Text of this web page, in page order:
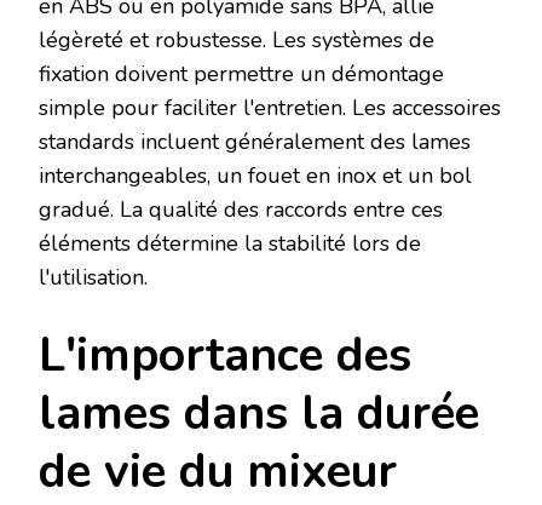
légèreté et robustesse. Les systèmes de
fixation doivent permettre un démontage
simple pour faciliter l'entretien. Les accessoires
standards incluent généralement des lames
interchangeables, un fouet en inox et un bol
gradué. La qualité des raccords entre ces
éléments détermine la stabilité lors de
l'utilisation.
L'importance des
lames dans la durée
de vie du mixeur